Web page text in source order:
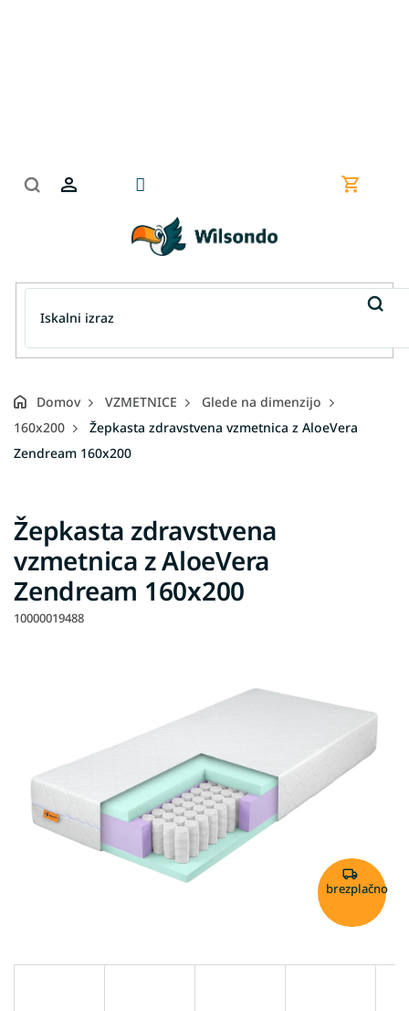
Domov VZMETNICE
Glede na dimenzijo
160x200
Žepkasta zdravstvena vzmetnica z AloeVera
Zendream 160x200
Žepkasta zdravstvena
vzmetnica z AloeVera
Zendream 160x200
10000019488
brezplačno